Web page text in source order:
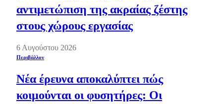
αντιμετώπιση της ακραίας ζέστης
στους χώρους εργασίας
6 Αυγούστου 2026
Περιβάλλον
Νέα έρευνα αποκαλύπτει πώς
κοιμούνται οι φυσητήρες: Οι